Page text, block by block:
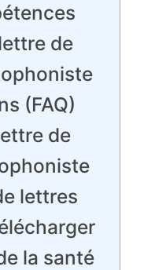
de
(FAQ)
de
lettres
la santé